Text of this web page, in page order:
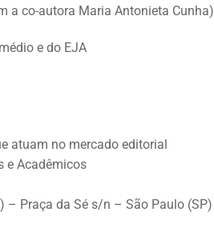
a co-autora Maria Antonieta Cunha)
e do EJA
atuam no mercado editorial
e Acadêmicos
– Praça da Sé s/n – São Paulo (SP)